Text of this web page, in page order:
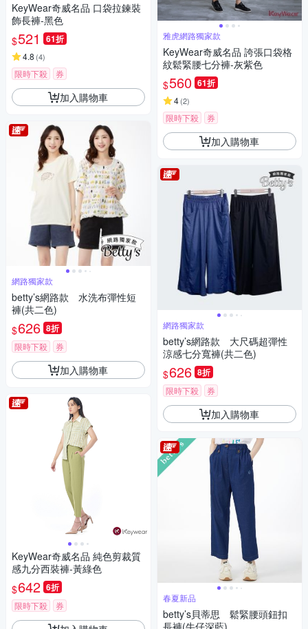
KeyWear奇威名品 口袋拉鍊裝
飾長褲-黑色
$521 61折
4.8 (4)
限時下殺 券
加入購物車
網路獨家款
betty’s網路款 水洗布彈性短
褲(共二色)
$626 8折
限時下殺 券
加入購物車
KeyWear奇威名品 純色剪裁質
感九分西裝褲-黃綠色
$642 6折
限時下殺 券
雅虎網路獨家款
KeyWear奇威名品 誇張口袋格
紋鬆緊腰七分褲-灰紫色
$560 61折
4(2)
限時下殺 券
加入購物車
網路獨家款
betty’s網路款 大尺碼超彈性
涼感七分寬褲(共二色)
$626 8折
限時下殺 券
加入購物車
春夏新品
betty’s貝蒂思 鬆緊腰頭鈕扣